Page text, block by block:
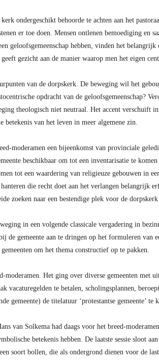
ondergeschikt behoorde te achten aan het
er toe doen. Mensen ontlenen bemoediging en
geloofsgemeenschap hebben, vinden het
gezicht aan de manier waarop men het eigen
van de dorpskerk. De beweging wil het
opdracht van de geloofsgemeenschap?
theologisch niet neutraal. Het accent verschuift
van het leven in meer algemene zin.
moderamen een bijeenkomst van provinciale
beschikbaar om tot een inventarisatie te
tot een waardering van religieuze gebouwen in
die recht doet aan het verlangen belangrijk
zoeken naar een bestendige plek voor de dorpskerk
in een volgende classicale vergadering in
de gemeente aan te dringen op het formuleren van
om het thema constructief op te pakken.
Het ging over diverse gemeenten met
vacaturegelden te betalen, scholingsplannen,
gemeente) de titelatuur ‘protestantse gemeente’ te
van Solkema had daags voor het breed-
betekenis hebben. De laatste sessie sloot
soort bollen, die als ondergrond dienen voor de